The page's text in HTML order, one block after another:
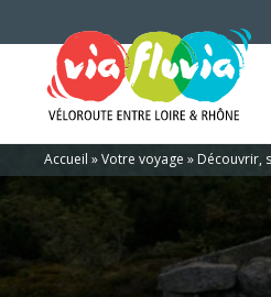
Accueil »Votre voyage » Découvrir,